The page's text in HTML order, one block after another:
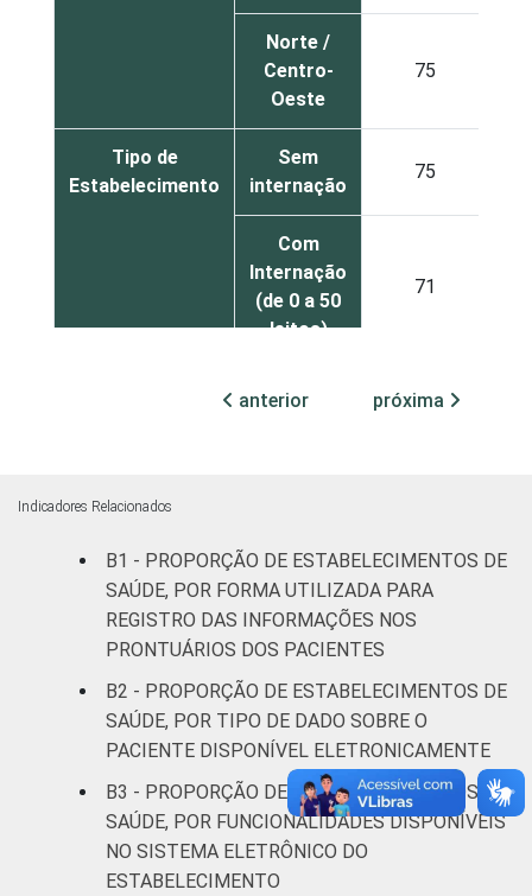
Norte /
Centro-
Oeste
75
Tipo de
Estabelecimento
Sem
internação
75
Com
Internação
(de 0 a 50
leitos)
71
Com
Apoio à
Diagnose
e Terapia
95
Interior 77
Essa tabela foi corrigida em maio de 2015.
Para mais informações, acesse
https://cetic.br/noticia/cetic-br-informa-
correcao-dos-resultados-da-pesquisa-tic-
anterior próxima
Indicadores Relacionados
B1 - PROPORÇÃO DE ESTABELECIMENTOS DE
SAÚDE, POR FORMA UTILIZADA PARA
REGISTRO DAS INFORMAÇÕES NOS
PRONTUÁRIOS DOS PACIENTES
B2 - PROPORÇÃO DE ESTABELECIMENTOS DE
SAÚDE, POR TIPO DE DADO SOBRE O
PACIENTE DISPONÍVEL ELETRONICAMENTE
B3 - PROPORÇÃO DE ESTABELECIMENTOS DE
SAÚDE, POR FUNCIONALIDADES DISPONÍVEIS
NO SISTEMA ELETRÔNICO DO
ESTABELECIMENTO